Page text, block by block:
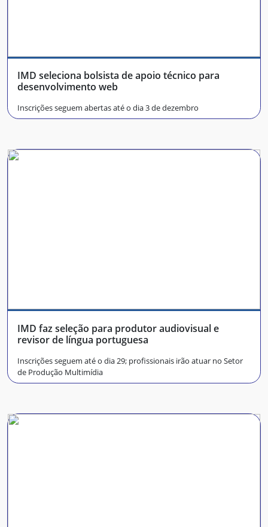
IMD seleciona bolsista de apoio técnico para
desenvolvimento web
Inscrições seguem abertas até o dia 3 de dezembro
IMD faz seleção para produtor audiovisual e
revisor de língua portuguesa
Inscrições seguem até o dia 29; profissionais irão atuar no Setor
de Produção Multimídia